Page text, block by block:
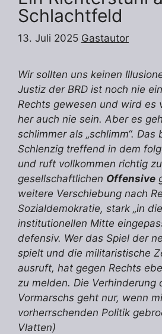
Schlachtfeld
13. Juli 2025 Gastautor
Wir sollten uns keinen
Justiz der BRD ist noch nie
Rechts gewesen und wird es
her auch nie sein. Aber es
schlimmer als „schlimm“.
Schlenzig treffend in dem
und ruft vollkommen richtig
gesellschaftlichen Offensive
weitere Verschiebung nach
Sozialdemokratie, stark „in
institutionellen Mitte
defensiv. Wer das Spiel der
spielt und die militaristische
ausruft, hat gegen Rechts
zu melden. Die Verhinderung
Vormarschs geht nur, wenn
vorherrschenden Politik
Vlatten)